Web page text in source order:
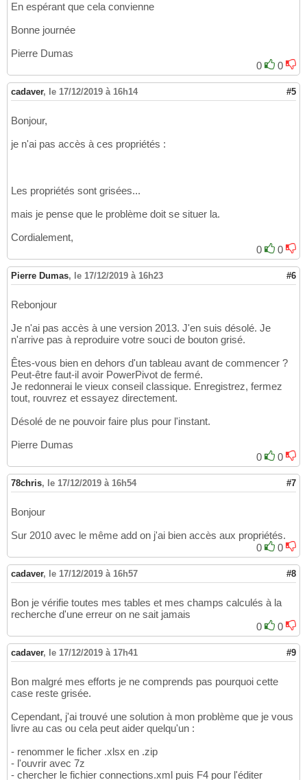
En espérant que cela convienne
Bonne journée
Pierre Dumas
0
0
cadaver, le 17/12/2019 à 16h14 #5
Bonjour,
je n'ai pas accès à ces propriétés :
Les propriétés sont grisées...
mais je pense que le problème doit se situer la.
Cordialement,
0
0
Pierre Dumas, le 17/12/2019 à 16h23 #6
Rebonjour
Je n'ai pas accès à une version 2013. J'en suis désolé. Je
n'arrive pas à reproduire votre souci de bouton grisé.
Êtes-vous bien en dehors d'un tableau avant de commencer ?
Peut-être faut-il avoir PowerPivot de fermé.
Je redonnerai le vieux conseil classique. Enregistrez, fermez
tout, rouvrez et essayez directement.
Désolé de ne pouvoir faire plus pour l'instant.
Pierre Dumas
0
0
78chris, le 17/12/2019 à 16h54 #7
Bonjour
Sur 2010 avec le même add on j'ai bien accès aux propriétés.
0
0
cadaver, le 17/12/2019 à 16h57 #8
Bon je vérifie toutes mes tables et mes champs calculés à la
recherche d'une erreur on ne sait jamais
0
0
cadaver, le 17/12/2019 à 17h41 #9
Bon malgré mes efforts je ne comprends pas pourquoi cette
case reste grisée.
Cependant, j'ai trouvé une solution à mon problème que je vous
livre au cas ou cela peut aider quelqu'un :
- renommer le ficher .xlsx en .zip
- l'ouvrir avec 7z
- chercher le fichier connections.xml puis F4 pour l'éditer